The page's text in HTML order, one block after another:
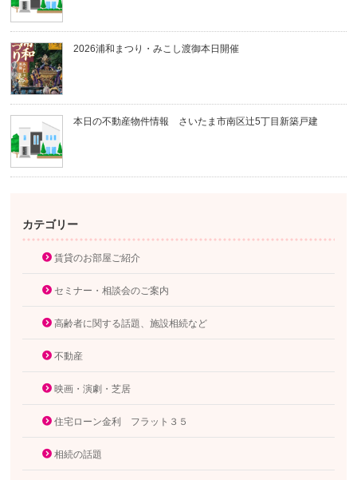
2026浦和まつり・みこし渡御本日開催
本日の不動産物件情報 さいたま市南区辻5丁目新築戸建
カテゴリー
賃貸のお部屋ご紹介
セミナー・相談会のご案内
高齢者に関する話題、施設相続など
不動産
映画・演劇・芝居
住宅ローン金利 フラット３５
相続の話題